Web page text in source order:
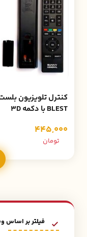
فیلتر بر
کنترل تلویزیون
BLEST با دکمه 3D
445,000
تومان